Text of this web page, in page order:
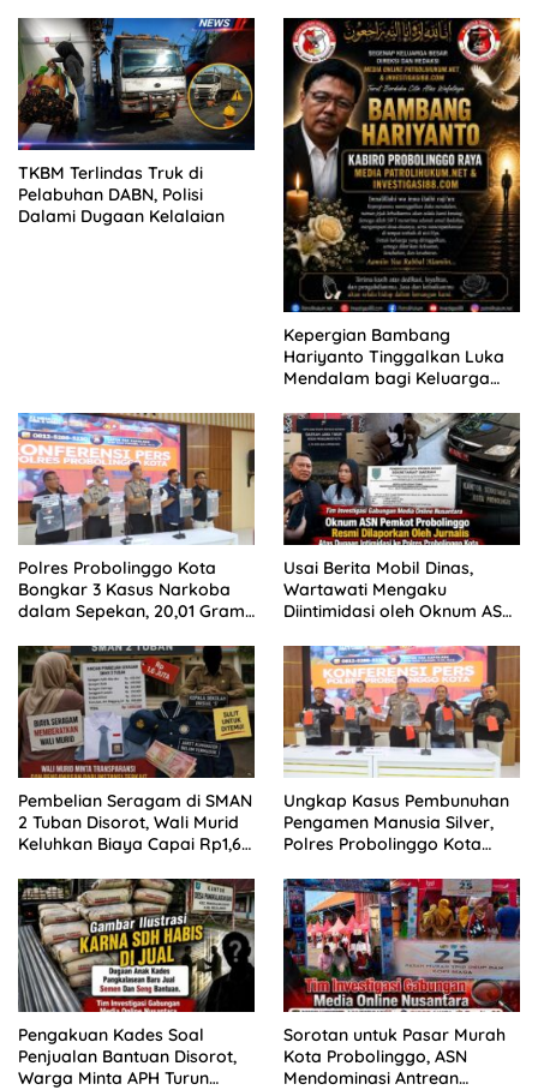
KELUARGA KORBAN
MENGAMUK DI PN MALANG
TKBM Terlindas Truk di
Pelabuhan DABN, Polisi
Dalami Dugaan Kelalaian
Kepergian Bambang
Hariyanto Tinggalkan Luka
Mendalam bagi Keluarga
Polres Probolinggo Kota
Bongkar 3 Kasus Narkoba
dalam Sepekan, 20,01 Gram
Usai Berita Mobil Dinas,
Wartawati Mengaku
Diintimidasi oleh Oknum ASN
Tempuh Jalur Hukum
Pembelian Seragam di SMAN
2 Tuban Disorot, Wali Murid
Keluhkan Biaya Capai Rp1,6
Ungkap Kasus Pembunuhan
Pengamen Manusia Silver,
Polres Probolinggo Kota
Pengakuan Kades Soal
Penjualan Bantuan Disorot,
Warga Minta APH Turun
Sorotan untuk Pasar Murah
Kota Probolinggo, ASN
Mendominasi Antrean